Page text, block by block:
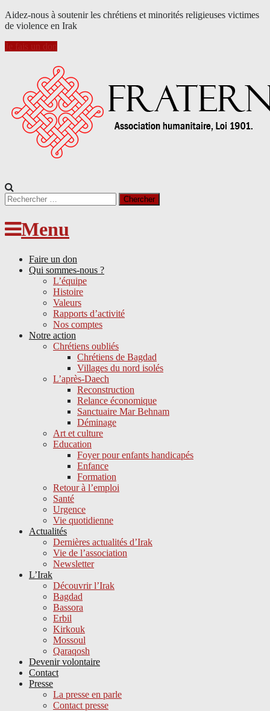
Aidez-nous à soutenir les chrétiens et minorités religieuses victimes
de violence en Irak
Je fais un don
Search
for:
Menu
Faire un don
Qui sommes-nous ?
L’équipe
Histoire
Valeurs
Rapports d’activité
Nos comptes
Notre action
Chrétiens oubliés
Chrétiens de Bagdad
Villages du nord isolés
L’après-Daech
Reconstruction
Relance économique
Sanctuaire Mar Behnam
Déminage
Art et culture
Education
Foyer pour enfants handicapés
Enfance
Formation
Retour à l’emploi
Santé
Urgence
Vie quotidienne
Actualités
Dernières actualités d’Irak
Vie de l’association
Newsletter
L’Irak
Découvrir l’Irak
Bagdad
Bassora
Erbil
Kirkouk
Mossoul
Qaraqosh
Devenir volontaire
Contact
Presse
La presse en parle
Contact presse